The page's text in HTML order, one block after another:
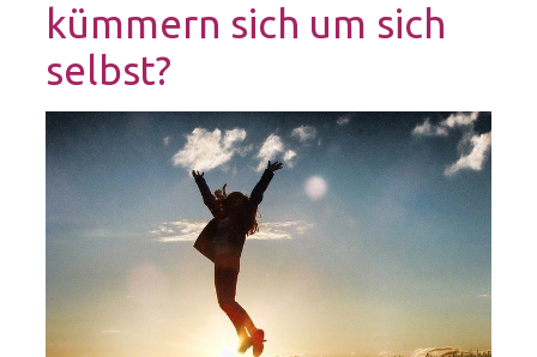
kümmern sich um sich
selbst?